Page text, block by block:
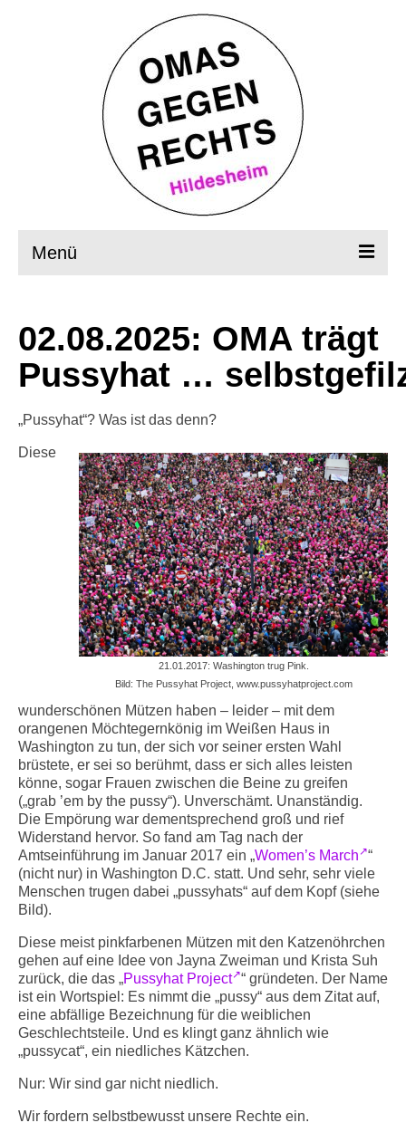
Menü
Wer, wie, was?
OMAS in Aktion
Info-Links gegen Rechts
02.08.2025: OMA trägt
Pussyhat …
„Pussyhat“? Was ist das denn?
21.01.2017: Washington trug Pink.
Bild: The Pussyhat Project, www.pussyhatproject.com
Diese
wunderschönen Mützen haben – leider – mit dem
orangenen Möchtegernkönig im Weißen Haus in
Washington zu tun, der sich vor seiner ersten Wahl
brüstete, er sei so berühmt, dass er sich alles leisten
könne, sogar Frauen zwischen die Beine zu greifen
(„grab ’em by the pussy“). Unverschämt. Unanständig.
Die Empörung war dementsprechend groß und rief
Widerstand hervor. So fand am Tag nach der
Amtseinführung im Januar 2017 ein „Women’s March
“
(nicht nur) in Washington D.C. statt. Und sehr, sehr viele
Menschen trugen dabei „pussyhats“ auf dem Kopf (siehe
Bild).
Diese meist pinkfarbenen Mützen mit den Katzenöhrchen
gehen auf eine Idee von Jayna Zweiman und Krista Suh
zurück, die das „Pussyhat Project “ gründeten. Der Name
ist ein Wortspiel: Es nimmt die „pussy“ aus dem Zitat auf,
eine abfällige Bezeichnung für die weiblichen
Geschlechtsteile. Und es klingt ganz ähnlich wie
„pussycat“, ein niedliches Kätzchen.
Nur: Wir sind gar nicht niedlich.
Wir fordern selbstbewusst unsere Rechte ein.